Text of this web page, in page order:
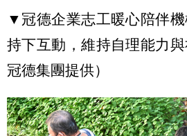
▼冠德企業志工暖心陪伴
持下互動，維持自理能力
冠德集團提供）